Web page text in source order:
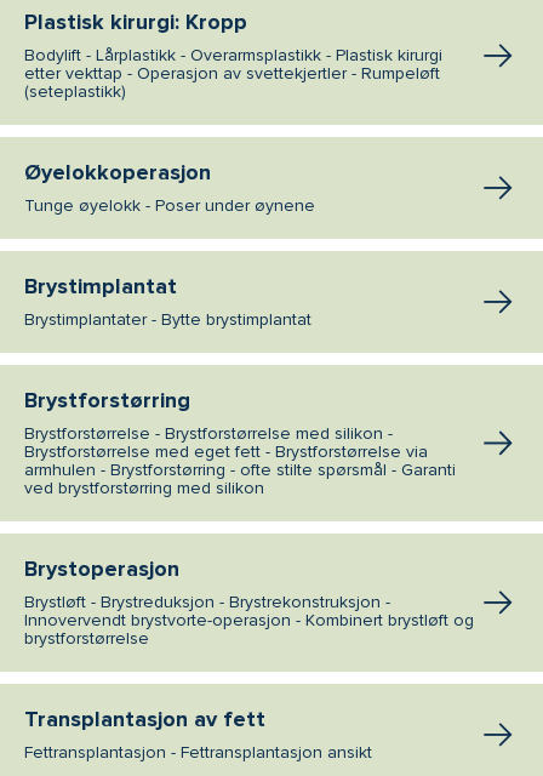
Plastisk kirurgi: Kropp
Bodylift - Lårplastikk - Overarmsplastikk - Plastisk kirurgi
etter vekttap - Operasjon av svettekjertler - Rumpeløft
(seteplastikk)
Øyelokkoperasjon
Tunge øyelokk - Poser under øynene
Brystimplantat
Brystimplantater - Bytte brystimplantat
Brystforstørring
Brystforstørrelse - Brystforstørrelse med silikon -
Brystforstørrelse med eget fett - Brystforstørrelse via
armhulen - Brystforstørring - ofte stilte spørsmål - Garanti
ved brystforstørring med silikon
Brystoperasjon
Brystløft - Brystreduksjon - Brystrekonstruksjon -
Innovervendt brystvorte-operasjon - Kombinert brystløft og
brystforstørrelse
Transplantasjon av fett
Fettransplantasjon - Fettransplantasjon ansikt